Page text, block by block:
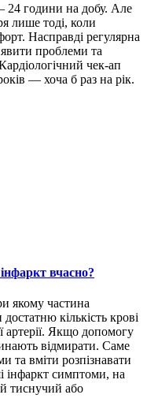
24 години на добу. Але
лише тоді, коли
Насправді регулярна
проблеми та
чек-ап
— хоча б раз на рік.
вчасно?
якому частина
кількість крові
артерії. Якщо допомогу
відмирати. Саме
та вміти розпізнавати
інфаркт симптоми, на
тиснучий або